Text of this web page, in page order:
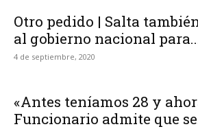
Otro pedido | Salta
al gobierno nacional
4 de septiembre, 2020
«Antes teníamos 28 y
Funcionario admite que